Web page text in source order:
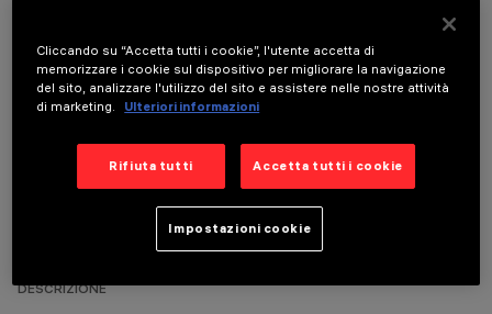
COMPONENTI OPZIONALI
DATI TECNICI
ULTIMO AGGIORNAMENTO: 05/08/2026
DESCRIZIONE
Cliccando su “Accetta tutti i cookie”, l'utente accetta di
memorizzare i cookie sul dispositivo per migliorare la navigazione
del sito, analizzare l'utilizzo del sito e assistere nelle nostre attività
di marketing.
Ulteriori informazioni
Rifiuta tutti Accetta tutti i cookie
Impostazioni cookie